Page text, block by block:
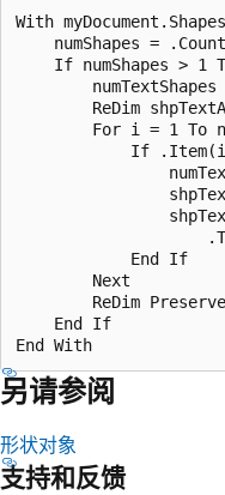
With myDocument.Shapes
    numShapes = .Count
If numShapes > 1
numTextShapes
ReDim
For i = 1 To
If
            End If
        Next
ReDim
    End If
另请参阅
形状对象
支持和反馈